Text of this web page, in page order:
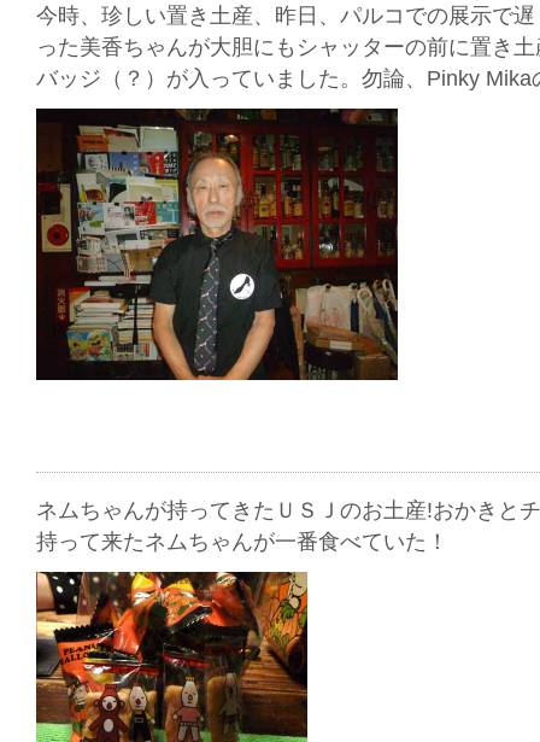
今時、珍しい置き土産、昨日、パルコでの展示で
った美香ちゃんが大胆にもシャッターの前に置き
バッジ（？）が入っていました。勿論、Pinky
ネムちゃんが持ってきたＵＳＪのお土産!おかきと
持って来たネムちゃんが一番食べていた！